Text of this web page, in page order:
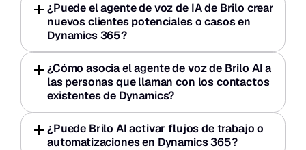
¿Puede el agente de voz de IA de Brilo crear
nuevos clientes potenciales o casos en
Dynamics 365?
¿Cómo asocia el agente de voz de Brilo AI a
las personas que llaman con los contactos
existentes de Dynamics?
¿Puede Brilo AI activar flujos de trabajo o
automatizaciones en Dynamics 365?